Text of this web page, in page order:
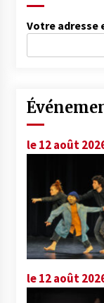
Votre adresse
le 12 août
le 12 août